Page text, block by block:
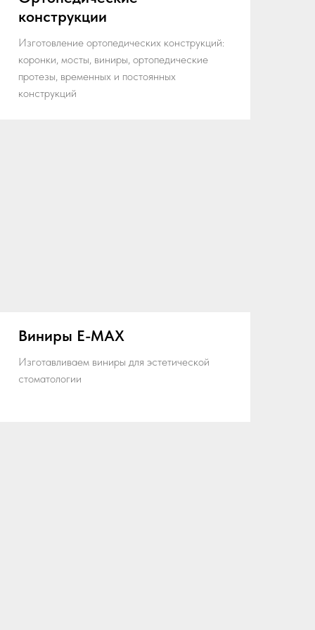
конструкции
Изготовление ортопедических конструкций:
коронки, мосты, виниры, ортопедические
протезы, временных и постоянных
конструкций
Виниры E-MAX
Изготавливаем виниры для эстетической
стоматологии